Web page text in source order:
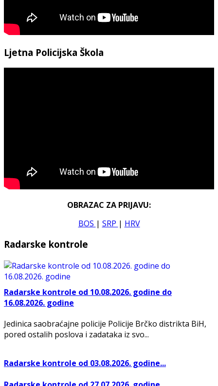
Ljetna Policijska Škola
OBRAZAC ZA PRIJAVU:
BOS | SRP | HRV
Radarske kontrole
Radarske kontrole od 10.08.2026. godine do
16.08.2026. godine
Jedinica saobraćajne policije Policije Brčko distrikta BiH,
pored ostalih poslova i zadataka iz svo...
Radarske kontrole od 03.08.2026. godine...